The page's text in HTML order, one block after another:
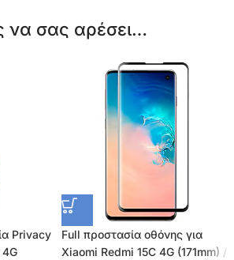
να σας αρέσει…
Privacy
4G
Full προστασία οθόνης για
Xiaomi Redmi 15C 4G (171mm) /